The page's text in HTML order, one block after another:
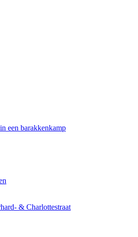
een barakkenkamp
& Charlottestraat